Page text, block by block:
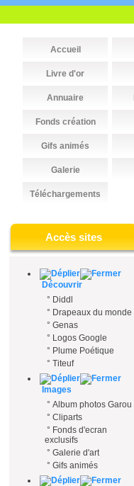
Accueil
Livre d'or
Annuaire
Fonds création
Gifs animés
Galerie
Téléchargements
Accès sites
Découvrir
° Diddl
° Drapeaux du monde
° Genas
° Logos Google
° Plume Poétique
° Titeuf
Images
° Album photos Garou
° Cliparts
° Fonds d'ecran
exclusifs
° Galerie d'art
° Gifs animés